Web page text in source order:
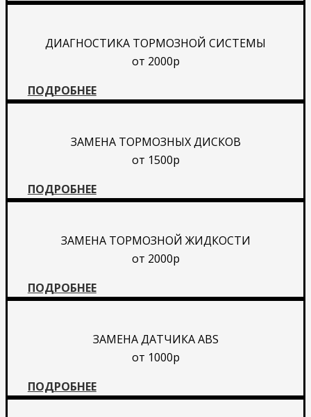
ДИАГНОСТИКА ТОРМОЗНОЙ СИСТЕМЫ
от 2000р
ПОДРОБНЕЕ
ЗАМЕНА ТОРМОЗНЫХ ДИСКОВ
от 1500р
ПОДРОБНЕЕ
ЗАМЕНА ТОРМОЗНОЙ ЖИДКОСТИ
от 2000р
ПОДРОБНЕЕ
ЗАМЕНА ДАТЧИКА ABS
от 1000р
ПОДРОБНЕЕ